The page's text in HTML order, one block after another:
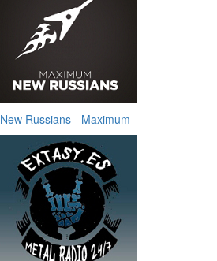
New Russians - Maximum